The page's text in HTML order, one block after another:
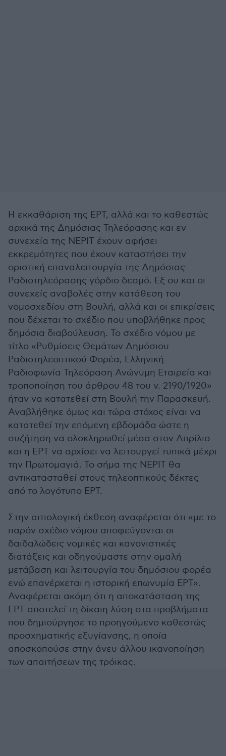
Η εκκαθάριση της ΕΡΤ, αλλά και το καθεστώς
αρχικά της Δημόσιας Τηλεόρασης και εν
συνεχεία της ΝΕΡΙΤ έχουν αφήσει
εκκρεμότητες που έχουν καταστήσει την
οριστική επαναλειτουργία της Δημόσιας
Ραδιοτηλεόρασης γόρδιο δεσμό. Εξ ου και οι
συνεχείς αναβολές στην κατάθεση του
νομοσχεδίου στη Βουλή, αλλά και οι επικρίσεις
που δέχεται το σχέδιο που υποβλήθηκε προς
δημόσια διαβούλευση. Το σχέδιο νόμου με
τίτλο «Ρυθμίσεις Θεμάτων Δημόσιου
Ραδιοτηλεοπτικού Φορέα, Ελληνική
Ραδιοφωνία Τηλεόραση Ανώνυμη Εταιρεία και
τροποποίηση του άρθρου 48 του ν. 2190/1920»
ήταν να κατατεθεί στη Βουλή την Παρασκευή.
Αναβλήθηκε όμως και τώρα στόχος είναι να
κατατεθεί την επόμενη εβδομάδα ώστε η
συζήτηση να ολοκληρωθεί μέσα στον Απρίλιο
και η ΕΡΤ να αρχίσει να λειτουργεί τυπικά μέχρι
την Πρωτομαγιά. Το σήμα της ΝΕΡΙΤ θα
αντικατασταθεί στους τηλεοπτικούς δέκτες
από το λογότυπο ΕΡΤ.
Στην αιτιολογική έκθεση αναφέρεται ότι «με το
παρόν σχέδιο νόμου αποφεύγονται οι
δαιδαλώδεις νομικές και κανονιστικές
διατάξεις και οδηγούμαστε στην ομαλή
μετάβαση και λειτουργία του δημόσιου φορέα
ενώ επανέρχεται η ιστορική επωνυμία ΕΡΤ».
Αναφέρεται ακόμη ότι η αποκατάσταση της
ΕΡΤ αποτελεί τη δίκαιη λύση στα προβλήματα
που δημιούργησε το προηγούμενο καθεστώς
προσχηματικής εξυγίανσης, η οποία
αποσκοπούσε στην άνευ άλλου ικανοποίηση
των απαιτήσεων της τρόικας.